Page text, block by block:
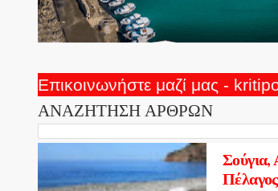
Επικοινωνήστε μαζί μας -
ΑΝΑΖΗΤΗΣΗ ΑΡΘΡΩΝ
Σούγια,
Πέλαγος